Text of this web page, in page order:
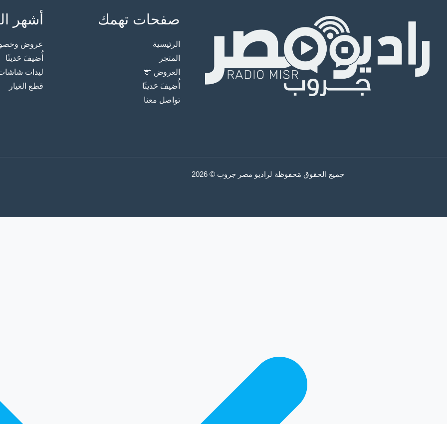
صفحات تهمك
الرئيسية
المتجر
العروض 🎊
أُضيفَ حَديثًا
تواصل معنا
أشهر
عروض
أُضيفَ حَديثًا
ليدات
قطع الغيار
جميع الحقوق مَحفوظة لراديو مصر جروب © 2026